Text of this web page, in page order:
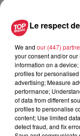
6
6
Le respect
We and our (447)
your consent and/or
information on a
profiles for
advertising; Measure
performance;
of data from different
profiles to personalise
content; Use limited
detect fraud, and fix